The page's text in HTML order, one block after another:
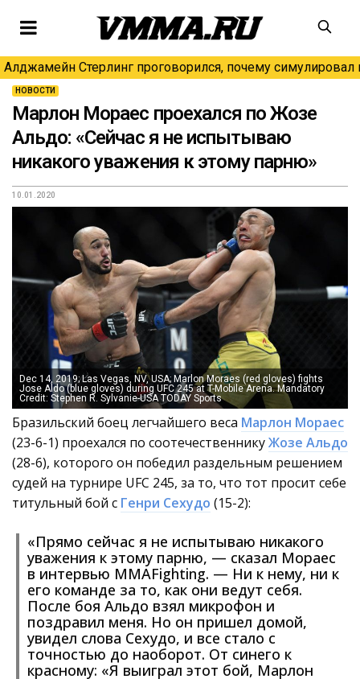
Алджамейн Стерлинг проговорился, почему симулировал
НОВОСТИ
Марлон Мораес проехался по Жозе
Альдо: «Сейчас я не испытываю
никакого уважения к этому парню»
10.01.2020
Dec 14, 2019; Las Vegas, NV, USA; Marlon Moraes (red gloves) fights
Jose Aldo (blue gloves) during UFC 245 at T-Mobile Arena. Mandatory
Credit: Stephen R. Sylvanie-USA TODAY Sports
Бразильский боец легчайшего веса Марлон Мораес
(23-6-1) проехался по соотечественникуЖозе Альдо
(28-6), которого он победил раздельным решением
судей на турнире UFC 245, за то, что тот просит себе
титульный бой с Генри Сехудо (15-2):
«Прямо сейчас я не испытываю никакого
уважения к этому парню, — сказал Мораес
в интервью MMAFighting. — Ни к нему, ни к
его команде за то, как они ведут себя.
После боя Альдо взял микрофон и
поздравил меня. Но он пришел домой,
увидел слова Сехудо, и все стало с
точностью до наоборот. От синего к
красному: «Я выиграл этот бой, Марлон